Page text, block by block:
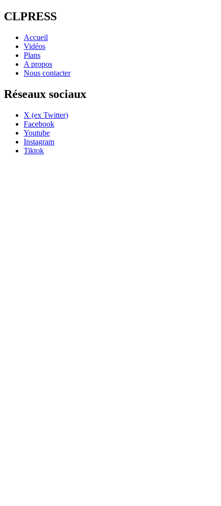
CLPRESS
Accueil
Vidéos
Plans
A propos
Nous contacter
Réseaux sociaux
X (ex Twitter)
Facebook
Youtube
Instagram
Tiktok